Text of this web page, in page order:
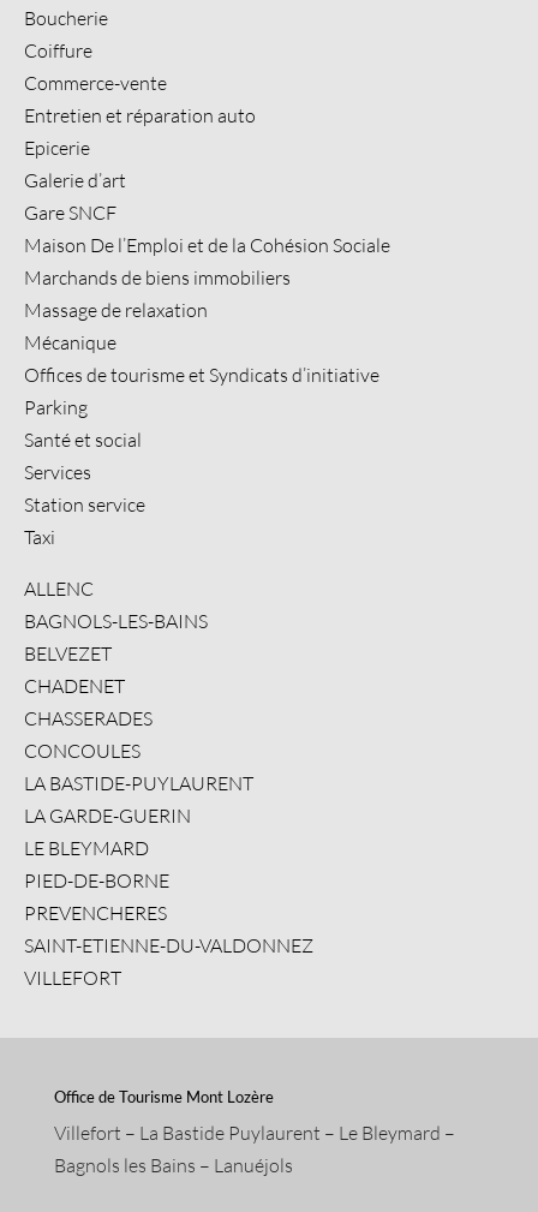
Boucherie
Coiffure
Commerce-vente
Entretien et réparation auto
Epicerie
Galerie d’art
Gare SNCF
Maison De l’Emploi et de la Cohésion Sociale
Marchands de biens immobiliers
Massage de relaxation
Mécanique
Offices de tourisme et Syndicats d’initiative
Parking
Santé et social
Services
Station service
Taxi
ALLENC
BAGNOLS-LES-BAINS
BELVEZET
CHADENET
CHASSERADES
CONCOULES
LA BASTIDE-PUYLAURENT
LA GARDE-GUERIN
LE BLEYMARD
PIED-DE-BORNE
PREVENCHERES
SAINT-ETIENNE-DU-VALDONNEZ
VILLEFORT
Office de Tourisme Mont Lozère
Villefort – La Bastide Puylaurent – Le Bleymard –
Bagnols les Bains – Lanuéjols